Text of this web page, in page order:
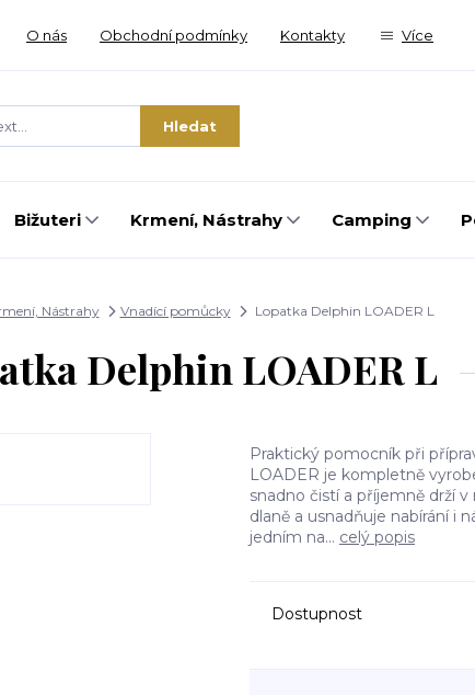
O nás Obchodní podmínky Kontakty Více
Hledat
Bižuteri Krmení, Nástrahy Camping
Nástrahy Vnadící pomůcky Lopatka Delphin LOADER L
Delphin LOADER L
Praktický pomocník při
LOADER je kompletně
snadno čistí a příjemně drží
dlaně a usnadňuje nabírání i
jedním na... celý popis
Dostupnost